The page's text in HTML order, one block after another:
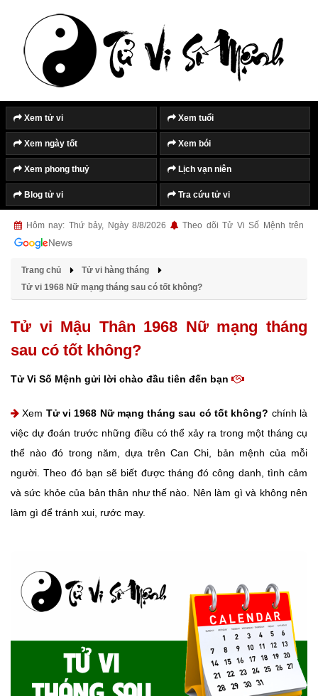
Xem tử vi Xem tuổi
Xem ngày tốt Xem bói
Xem phong thuỷ Lịch vạn niên
Blog tử vi Tra cứu tử vi
Hôm nay: Thứ bảy, Ngày 8/8/2026 Theo dõi Tử Vi Số Mệnh trên
Trang chủ
Tử vi hàng tháng
Tử vi 1968 Nữ mạng tháng sau có tốt không?
Tử vi Mậu Thân 1968 Nữ mạng tháng
sau có tốt không?
Tử Vi Số Mệnh gửi lời chào đầu tiên đến bạn
Xem Tử vi 1968 Nữ mạng tháng sau có tốt không? chính là
việc dự đoán trước những điều có thể xảy ra trong một tháng cụ
thể nào đó trong năm, dựa trên Can Chi, bản mệnh của mỗi
người. Theo đó bạn sẽ biết được tháng đó công danh, tình cảm
và sức khỏe của bản thân như thế nào. Nên làm gì và không nên
làm gì để tránh xui, rước may.